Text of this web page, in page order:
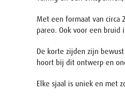
Met een formaat van circa
pareo. Ook voor een bruid
De korte zijden zijn
hoort bij dit ontwerp en
Elke sjaal is uniek en met